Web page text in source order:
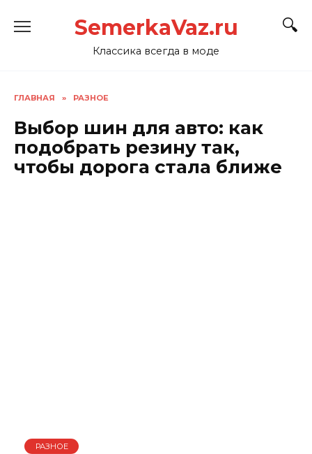
SemerkaVaz.ru
Классика всегда в моде
ГЛАВНАЯ » РАЗНОЕ
Выбор шин для авто: как
подобрать резину так,
чтобы дорога стала ближе
РАЗНОЕ